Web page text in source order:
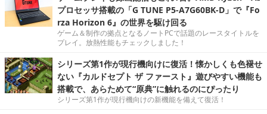
プロセッサ搭載の「G TUNE P5-A7G60BK-D」で『Fo
rza Horizon 6』の世界を駆け回る
ゲーム＆制作の拠点となるノートPCで話題のレースタイトルを
プレイ。放熱性能もチェックしました！
シリーズ第1作が現行機向けに復活！懐かしくも色褪せ
ない『カルドセプト ザ ファースト』遊びやすい機能も
搭載で、あらためて“原典”に触れるのにぴったり
シリーズ第1作が現行機向けの新機能を備えて復活！